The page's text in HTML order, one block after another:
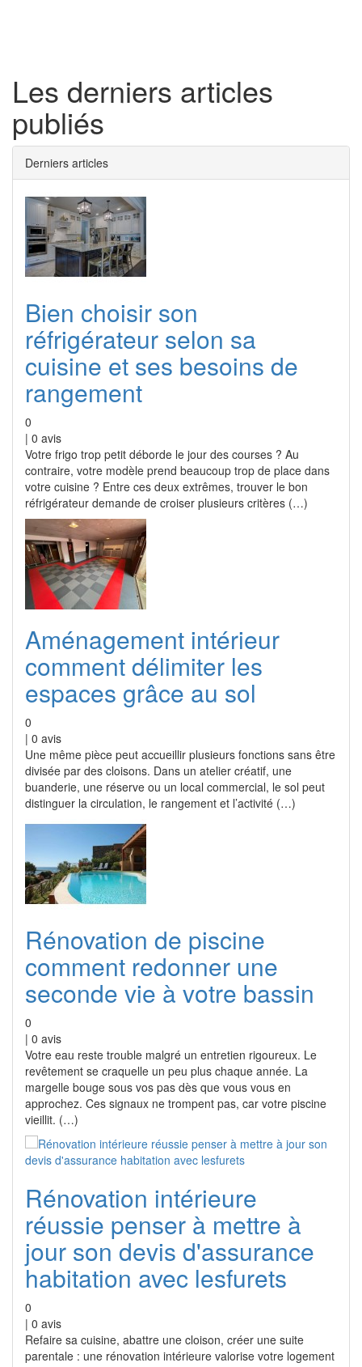
Les derniers articles
publiés
Derniers articles
Bien choisir son
réfrigérateur selon sa
cuisine et ses besoins de
rangement
0
| 0 avis
Votre frigo trop petit déborde le jour des courses ? Au
contraire, votre modèle prend beaucoup trop de place dans
votre cuisine ? Entre ces deux extrêmes, trouver le bon
réfrigérateur demande de croiser plusieurs critères (…)
Aménagement intérieur
comment délimiter les
espaces grâce au sol
0
| 0 avis
Une même pièce peut accueillir plusieurs fonctions sans être
divisée par des cloisons. Dans un atelier créatif, une
buanderie, une réserve ou un local commercial, le sol peut
distinguer la circulation, le rangement et l’activité (…)
Rénovation de piscine
comment redonner une
seconde vie à votre bassin
0
| 0 avis
Votre eau reste trouble malgré un entretien rigoureux. Le
revêtement se craquelle un peu plus chaque année. La
margelle bouge sous vos pas dès que vous vous en
approchez. Ces signaux ne trompent pas, car votre piscine
vieillit. (…)
Rénovation intérieure
réussie penser à mettre à
jour son devis d'assurance
habitation avec lesfurets
0
| 0 avis
Refaire sa cuisine, abattre une cloison, créer une suite
parentale : une rénovation intérieure valorise votre logement